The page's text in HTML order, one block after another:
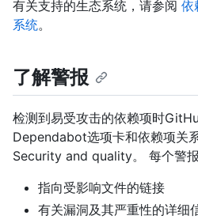
有关支持的生态系统，请参阅 依
系统。
了解警报
检测到易受攻击的依赖项时
Dependabot选项卡和依赖项关
Security and quality。 每个警报
指向受影响文件的链接
有关漏洞及其严重性的详细